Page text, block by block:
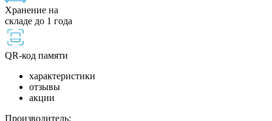
Хранение на
складе до 1 года
QR-код памяти
характеристики
отзывы
акции
Производитель: